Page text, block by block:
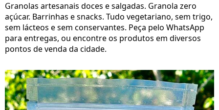
Granolas artesanais doces e salgadas. Granola zero
açúcar. Barrinhas e snacks. Tudo vegetariano, sem trigo,
sem lácteos e sem conservantes. Peça pelo WhatsApp
para entregas, ou encontre os produtos em diversos
pontos de venda da cidade.